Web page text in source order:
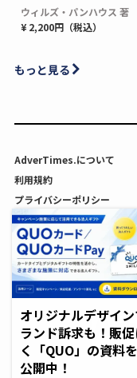
ウィルズ・パンハウス 著
¥ 2,200円（税込）
もっと見る
AdverTimes.について
利用規約
プライバシーポリシー
利用者情報の外部送信につ
オリジナルデザイ
ランド訴求も！販
く「QUO」の資料
公開中！